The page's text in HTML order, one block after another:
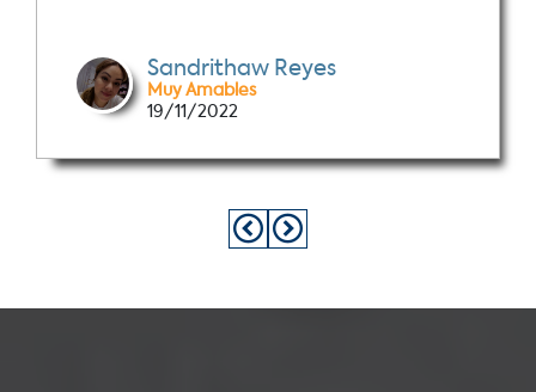
Sandrithaw Reyes
Muy Amables
19/11/2022